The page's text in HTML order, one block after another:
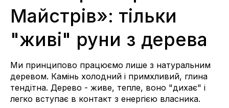
Майстрів»: тільки
"живі" руни з дерева
Ми принципово працюємо лише з натуральним
деревом. Камінь холодний і примхливий, глина
тендітна. Дерево - живе, тепле, воно "дихає" і
легко вступає в контакт з енергією власника.